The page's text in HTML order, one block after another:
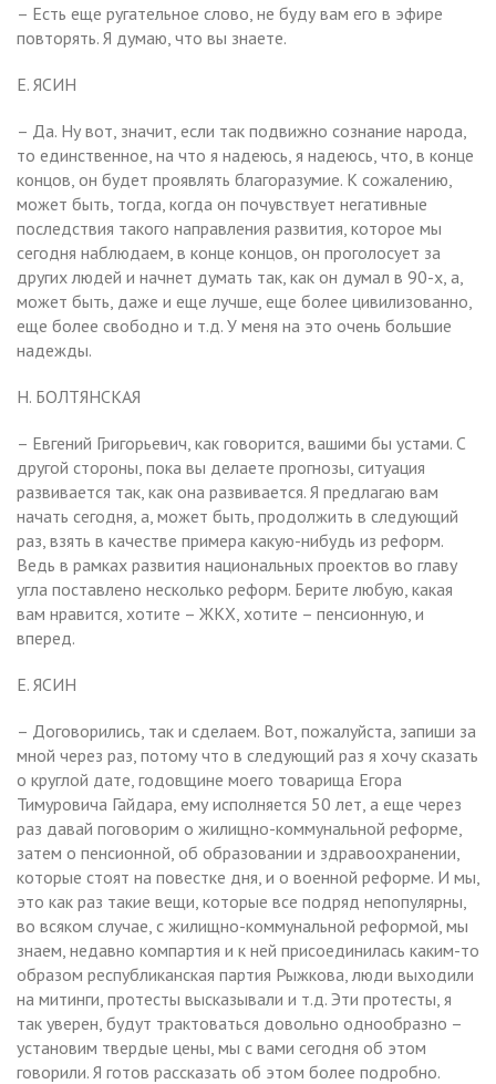
– Есть еще ругательное слово, не буду вам его в эфире
повторять. Я думаю, что вы знаете.
Е. ЯСИН
– Да. Ну вот, значит, если так подвижно сознание народа,
то единственное, на что я надеюсь, я надеюсь, что, в конце
концов, он будет проявлять благоразумие. К сожалению,
может быть, тогда, когда он почувствует негативные
последствия такого направления развития, которое мы
сегодня наблюдаем, в конце концов, он проголосует за
других людей и начнет думать так, как он думал в 90-х, а,
может быть, даже и еще лучше, еще более цивилизованно,
еще более свободно и т.д. У меня на это очень большие
надежды.
Н. БОЛТЯНСКАЯ
– Евгений Григорьевич, как говорится, вашими бы устами. С
другой стороны, пока вы делаете прогнозы, ситуация
развивается так, как она развивается. Я предлагаю вам
начать сегодня, а, может быть, продолжить в следующий
раз, взять в качестве примера какую-нибудь из реформ.
Ведь в рамках развития национальных проектов во главу
угла поставлено несколько реформ. Берите любую, какая
вам нравится, хотите – ЖКХ, хотите – пенсионную, и
вперед.
Е. ЯСИН
– Договорились, так и сделаем. Вот, пожалуйста, запиши за
мной через раз, потому что в следующий раз я хочу сказать
о круглой дате, годовщине моего товарища Егора
Тимуровича Гайдара, ему исполняется 50 лет, а еще через
раз давай поговорим о жилищно-коммунальной реформе,
затем о пенсионной, об образовании и здравоохранении,
которые стоят на повестке дня, и о военной реформе. И мы,
это как раз такие вещи, которые все подряд непопулярны,
во всяком случае, с жилищно-коммунальной реформой, мы
знаем, недавно компартия и к ней присоединилась каким-то
образом республиканская партия Рыжкова, люди выходили
на митинги, протесты высказывали и т.д. Эти протесты, я
так уверен, будут трактоваться довольно однообразно –
установим твердые цены, мы с вами сегодня об этом
говорили. Я готов рассказать об этом более подробно.